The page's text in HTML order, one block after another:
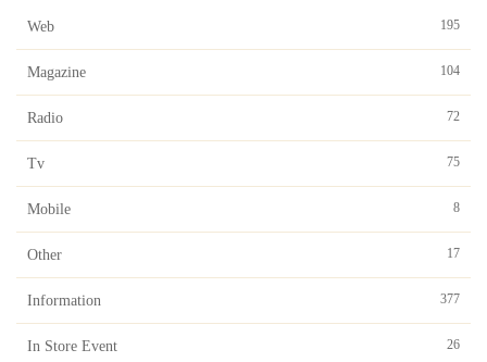
Web 195
Magazine 104
Radio 72
Tv 75
Mobile 8
Other 17
Information 377
In Store Event 26